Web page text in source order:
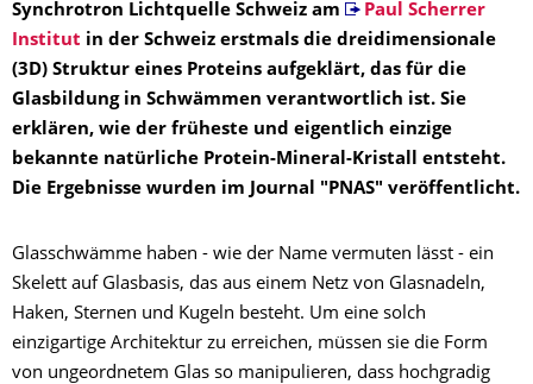
Synchrotron Lichtquelle Schweiz am
Paul Scherrer
Institut in der Schweiz erstmals die dreidimensionale
(3D) Struktur eines Proteins aufgeklärt, das für die
Glasbildung in Schwämmen verantwortlich ist. Sie
erklären, wie der früheste und eigentlich einzige
bekannte natürliche Protein-Mineral-Kristall entsteht.
Die Ergebnisse wurden im Journal "PNAS" veröffentlicht.
Glasschwämme haben - wie der Name vermuten lässt - ein
Skelett auf Glasbasis, das aus einem Netz von Glasnadeln,
Haken, Sternen und Kugeln besteht. Um eine solch
einzigartige Architektur zu erreichen, müssen sie die Form
von ungeordnetem Glas so manipulieren, dass hochgradig